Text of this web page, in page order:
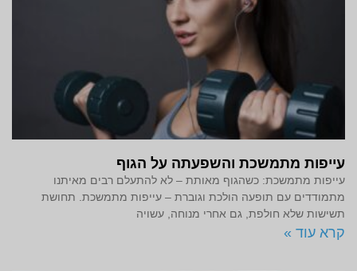
עייפות מתמשכת והשפעתה על הגוף
עייפות מתמשכת: כשהגוף מאותת – לא להתעלם רבים מאיתנו
מתמודדים עם תופעה הולכת וגוברת – עייפות מתמשכת. תחושת
תשישות שלא חולפת, גם אחרי מנוחה, עשויה
קרא עוד »